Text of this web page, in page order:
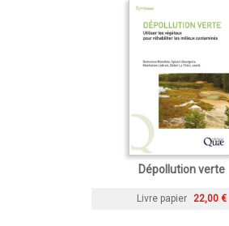
Dépollution verte
Livre papier 22,00 €